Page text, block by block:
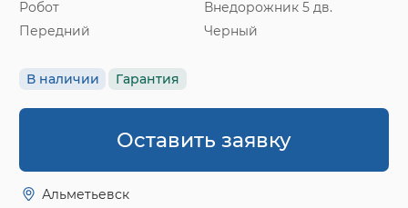
Робот
Внедорожник 5 дв.
Передний
Черный
В наличии Гарантия
Оставить заявку
Альметьевск